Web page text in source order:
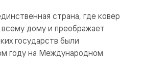
страна, где ковер
дому и преображает
государств были
году на Международном